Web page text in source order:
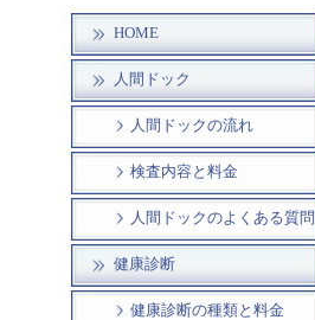
HOME
人間ドック
人間ドックの流れ
検査内容と料金
人間ドックのよくある質問
健康診断
健康診断の種類と料金